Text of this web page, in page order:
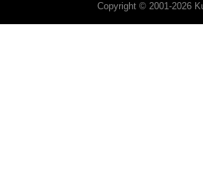
Copyright © 2001-2026